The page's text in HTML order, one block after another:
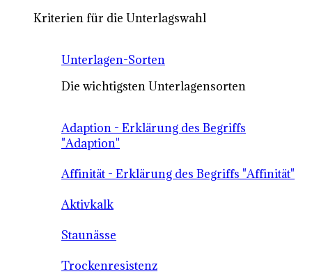
Kriterien für die Unterlagswahl
Unterlagen-Sorten
Die wichtigsten Unterlagensorten
Adaption - Erklärung des Begriffs
"Adaption"
Affinität - Erklärung des Begriffs "Affinität"
Aktivkalk
Staunässe
Trockenresistenz